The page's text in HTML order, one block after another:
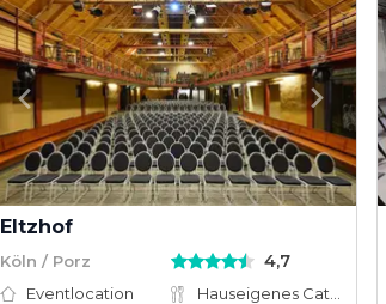
Eltzhof
Köln / Porz 4,7
Eventlocation